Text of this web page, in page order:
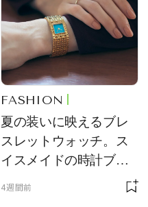
FASHION
夏の装いに映えるブレ
スレットウォッチ。ス
イスメイドの時計ブラ
ンド【フレデリック・
4週間前